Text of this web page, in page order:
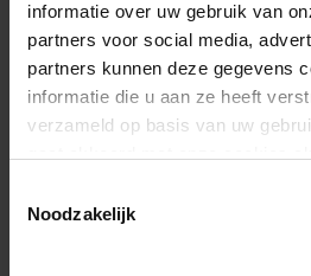
informatie over uw gebruik van
partners voor social media,
partners kunnen deze gegevens
informatie die u aan ze heeft
verzameld op basis van uw
Noodzakelijk
Empfohlenes Alter 5+
Empfohlene Nutzergröße 125